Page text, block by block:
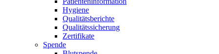
Hygiene
Qualitätsberichte
Qualitätssicherung
Zertifikate
Spende